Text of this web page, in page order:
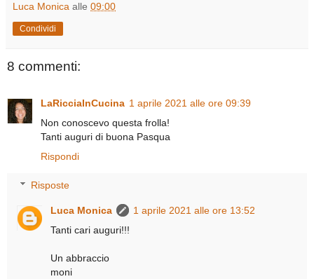
Luca Monica alle 09:00
Condividi
8 commenti:
LaRicciaInCucina 1 aprile 2021 alle ore 09:39
Non conoscevo questa frolla!
Tanti auguri di buona Pasqua
Rispondi
Risposte
Luca Monica
1 aprile 2021 alle ore 13:52
Tanti cari auguri!!!
Un abbraccio
moni